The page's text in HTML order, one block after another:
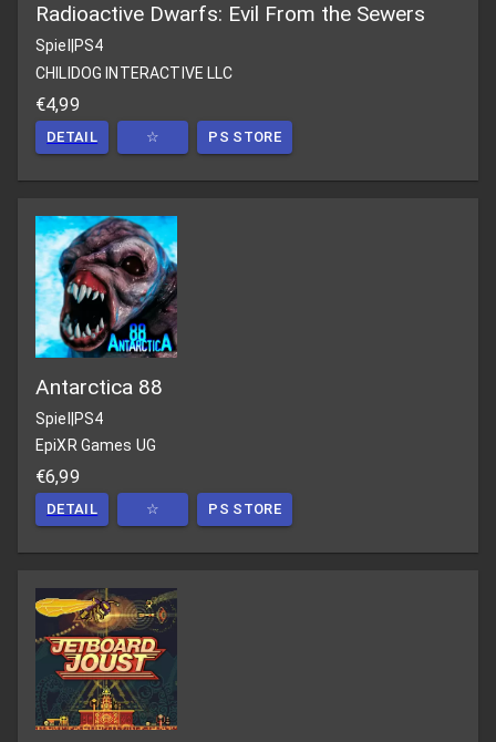
Radioactive Dwarfs: Evil From the Sewers
Spiel
PS4
CHILIDOG INTERACTIVE LLC
€4,99
DETAIL ☆ PS STORE
Antarctica 88
Spiel|PS4
EpiXR Games UG
€6,99
DETAIL ☆ PS STORE